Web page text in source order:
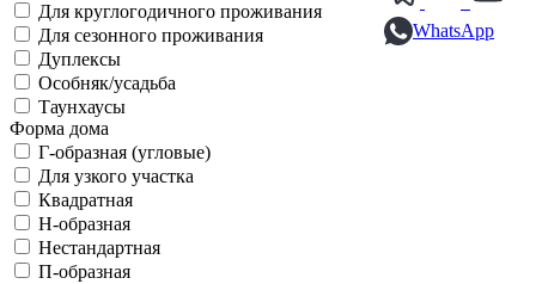
WhatsApp
Для круглогодичного проживания
Для сезонного проживания
Дуплексы
Особняк/усадьба
Таунхаусы
Форма дома
Г-образная (угловые)
Для узкого участка
Квадратная
Н-образная
Нестандартная
П-образная